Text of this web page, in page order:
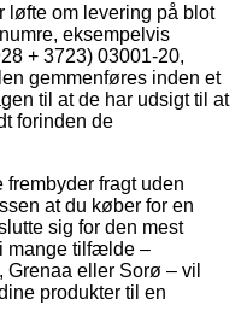
løfte om levering på blot
eksempelvis
+ 3723) 03001-20,
gemmenføres inden et
til at de har udsigt til at
forinden de
fragt uden
at du køber for en
sig for den mest
mange tilfælde –
eller Sorø – vil
produkter til en